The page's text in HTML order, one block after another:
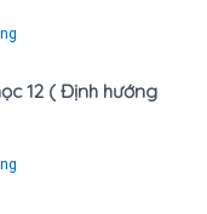
12 ( Định hướng